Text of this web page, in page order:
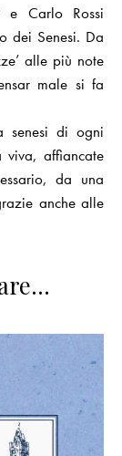
e Carlo Rossi
dei Senesi. Da
alle più note
male si fa
senesi di ogni
viva, affiancate
da una
anche alle